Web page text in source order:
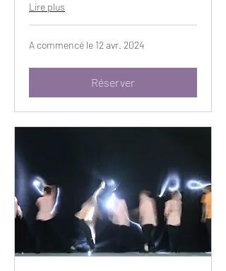
Lire plus
A commencé le 12 avr. 2024
Réserver